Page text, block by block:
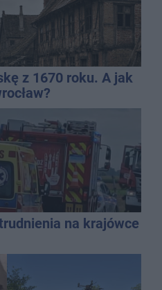
z 1670 roku. A jak
na krajówce